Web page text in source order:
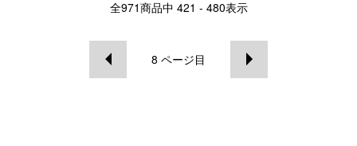
全971商品中 421 - 480表示
8 ページ目